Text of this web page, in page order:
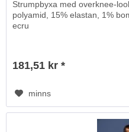
Strumpbyxa med overknee-
polyamid, 15% elastan, 1%
ecru
181,51 kr *
minns